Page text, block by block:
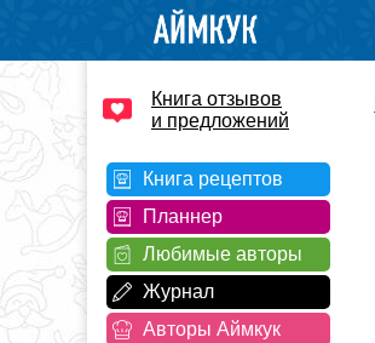
Книга отзывов
и предложений
Книга рецептов
Планнер
Любимые авторы
Журнал
Авторы Аймкук